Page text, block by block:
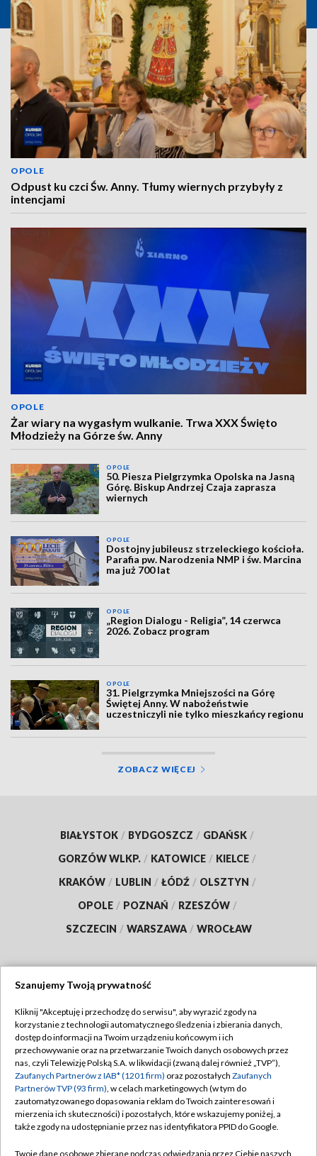
OPOLE
Odpust ku czci Św. Anny. Tłumy wiernych przybyły z
intencjami
OPOLE
Żar wiary na wygasłym wulkanie. Trwa XXX Święto
Młodzieży na Górze św. Anny
OPOLE
50. Piesza Pielgrzymka Opolska na Jasną
Górę. Biskup Andrzej Czaja zaprasza
wiernych
OPOLE
Dostojny jubileusz strzeleckiego kościoła.
Parafia pw. Narodzenia NMP i św. Marcina
ma już 700 lat
OPOLE
„Region Dialogu - Religia”, 14 czerwca
2026. Zobacz program
OPOLE
31. Pielgrzymka Mniejszości na Górę
Świętej Anny. W nabożeństwie
uczestniczyli nie tylko mieszkańcy regionu
ZOBACZ WIĘCEJ
BIAŁYSTOK / BYDGOSZCZ / GDAŃSK /
GORZÓW WLKP. / KATOWICE / KIELCE /
KRAKÓW / LUBLIN / ŁÓDŹ / OLSZTYN /
OPOLE / POZNAŃ / RZESZÓW /
SZCZECIN / WARSZAWA / WROCŁAW
TVP
Abonament TVP
Emisja w TVP
Centrum informacji TVP
Naziemna Telewizja Cyfrowa
Regulamin TVP
Polityka prywatności
Moje zgody
Pomoc
Szanujemy Twoją prywatność
Kliknij "Akceptuję i przechodzę do serwisu", aby wyrazić zgody na
korzystanie z technologii automatycznego śledzenia i zbierania danych,
dostęp do informacji na Twoim urządzeniu końcowym i ich
przechowywanie oraz na przetwarzanie Twoich danych osobowych przez
nas, czyli Telewizję Polską S.A. w likwidacji (zwaną dalej również „TVP”),
Zaufanych Partnerów z IAB* (1201 firm) oraz pozostałych Zaufanych
Partnerów TVP (93 firm), w celach marketingowych (w tym do
zautomatyzowanego dopasowania reklam do Twoich zainteresowań i
mierzenia ich skuteczności) i pozostałych, które wskazujemy poniżej, a
także zgody na udostępnianie przez nas identyfikatora PPID do Google.
Twoje dane osobowe zbierane podczas odwiedzania przez Ciebie naszych